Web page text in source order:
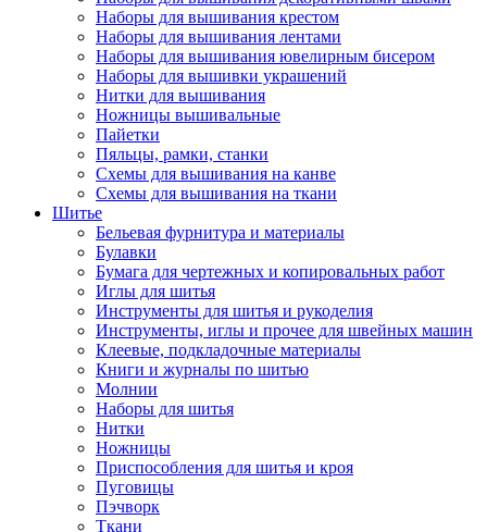
Наборы для вышивания крестом
Наборы для вышивания лентами
Наборы для вышивания ювелирным бисером
Наборы для вышивки украшений
Нитки для вышивания
Ножницы вышивальные
Пайетки
Пяльцы, рамки, станки
Схемы для вышивания на канве
Схемы для вышивания на ткани
Шитье
Бельевая фурнитура и материалы
Булавки
Бумага для чертежных и копировальных работ
Иглы для шитья
Инструменты для шитья и рукоделия
Инструменты, иглы и прочее для швейных машин
Клеевые, подкладочные материалы
Книги и журналы по шитью
Молнии
Наборы для шитья
Нитки
Ножницы
Приспособления для шитья и кроя
Пуговицы
Пэчворк
Ткани